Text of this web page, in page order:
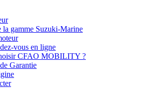
la gamme Suzuki-Marine
vous en ligne
CFAO MOBILITY ?
Garantie